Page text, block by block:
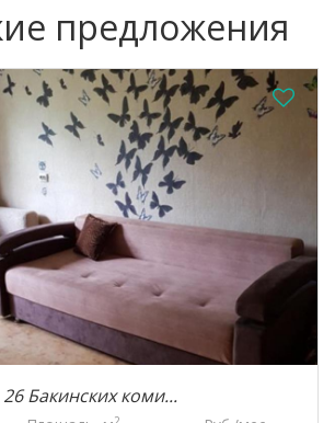
предложения
26 Бакинских коми...